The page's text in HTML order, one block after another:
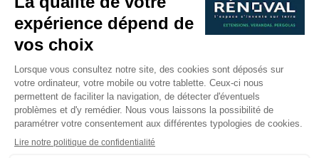
Un été pour une véranda
Portes Ouvertes Véranda Extension Suisse | 26-27 Juin
portes ouvertes véranda sur mesure
Nous Suivre